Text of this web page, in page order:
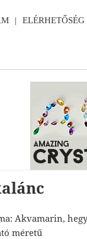
ELÉRHETŐSÉG
Akvamarin,
méretű